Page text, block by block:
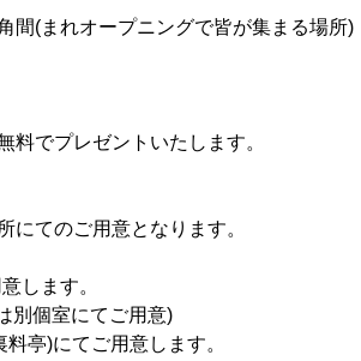
(まれオープニングで皆が集まる場所
料でプレゼントいたします。
にてのご用意となります。
します。
別個室にてご用意)
亭)にてご用意します。